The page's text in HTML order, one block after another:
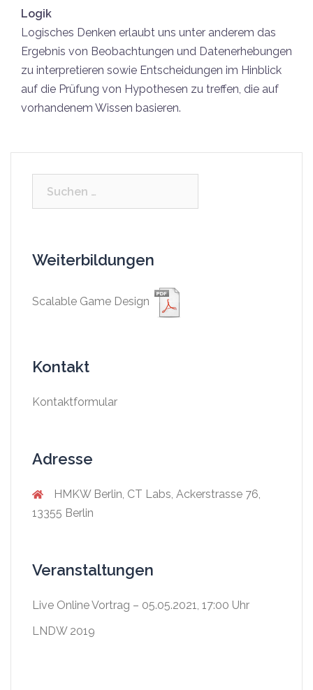
Logik
Logisches Denken erlaubt uns unter anderem das
Ergebnis von Beobachtungen und Datenerhebungen
zu interpretieren sowie Entscheidungen im Hinblick
auf die Prüfung von Hypothesen zu treffen, die auf
vorhandenem Wissen basieren.
Weiterbildungen
Scalable Game Design
Kontakt
Kontaktformular
Adresse
HMKW Berlin, CT Labs, Ackerstrasse 76,
13355 Berlin
Veranstaltungen
Live Online Vortrag – 05.05.2021, 17:00 Uhr
LNDW 2019